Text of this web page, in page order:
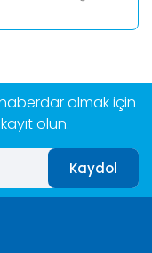
olmak için
olun.
Kaydol